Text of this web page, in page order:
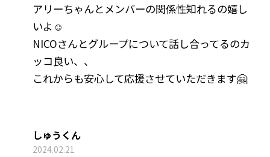
アリーちゃんとメンバーの関係性知れるの嬉し
いよ☺️
NICOさんとグループについて話し合ってるのカ
ッコ良い、、
これからも安心して応援させていただきます🤗
しゅうくん
2024.02.21